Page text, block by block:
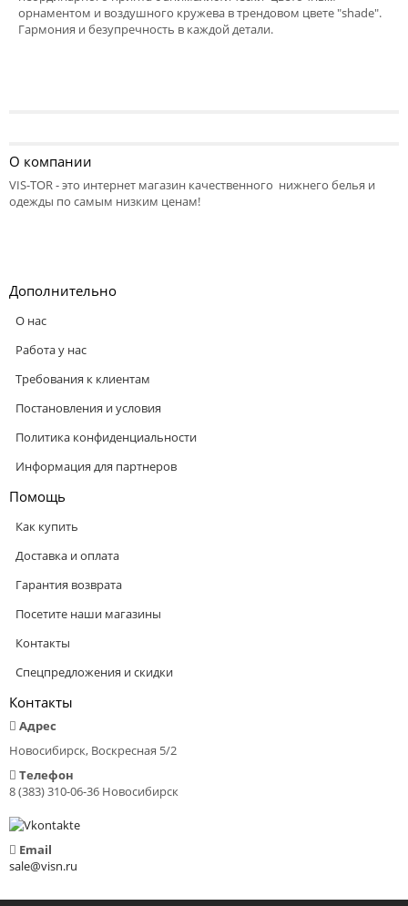
орнаментом и воздушного кружева в трендовом цвете "shade".
Гармония и безупречность в каждой детали.
О компании
VIS-TOR - это интернет магазин качественного нижнего белья и
одежды по самым низким ценам!
Дополнительно
О нас
Работа у нас
Требования к клиентам
Постановления и условия
Политика конфиденциальности
Информация для партнеров
Помощь
Как купить
Доставка и оплата
Гарантия возврата
Посетите наши магазины
Контакты
Спецпредложения и скидки
Контакты
Адрес
Новосибирск, Воскресная 5/2
Телефон
8 (383) 310-06-36 Новосибирск
Email
sale@visn.ru